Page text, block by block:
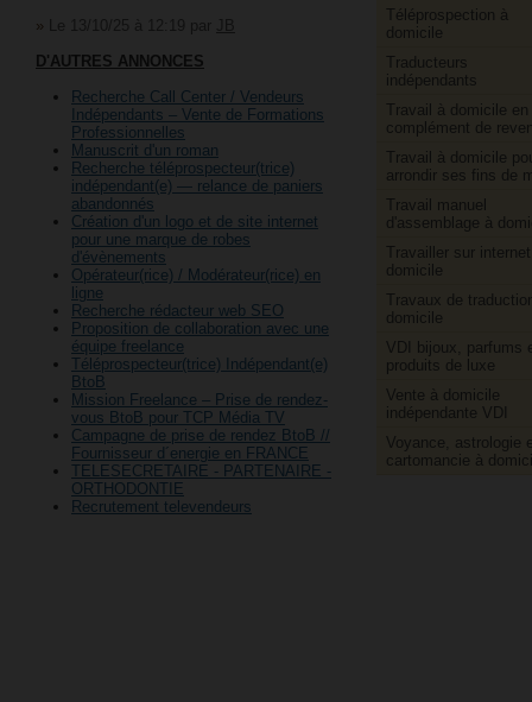
Téléprospection à
domicile
Traducteurs
indépendants
Travail à domicile en
complément de
Travail à domicile
arrondir ses fins de
Travail manuel
d'assemblage à
Travailler sur
domicile
Travaux de
domicile
VDI bijoux, parfums
produits de luxe
Vente à domicile
indépendante VDI
Voyance, astrologie
cartomancie à
»
D'AUTRES ANNONCES
Recherche Call Center / Vendeurs
Indépendants – Vente de Formations
Professionnelles
Manuscrit d'un roman
Recherche téléprospecteur(trice)
indépendant(e) — relance de paniers
abandonnés
Création d'un logo et de site internet
pour une marque de robes
d'évènements
Opérateur(rice) / Modérateur(rice) en
ligne
Recherche rédacteur web SEO
Proposition de collaboration avec une
équipe freelance
Téléprospecteur(trice) Indépendant(e)
BtoB
Mission Freelance – Prise de rendez-
vous BtoB pour TCP Média TV
Campagne de prise de rendez BtoB //
Fournisseur d´energie en FRANCE
TELESECRETAIRE - PARTENAIRE -
ORTHODONTIE
Recrutement televendeurs